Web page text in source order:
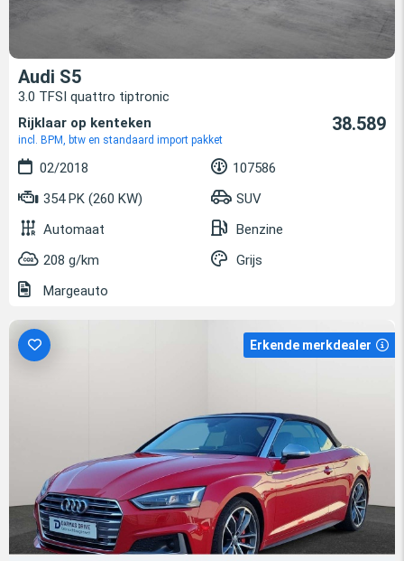
Audi S5
3.0 TFSI quattro tiptronic
Rijklaar op kenteken
incl. BPM, btw en standaard import pakket
38.589
02/2018
107586
354 PK (260 KW)
SUV
Automaat
Benzine
208 g/km
Grijs
Margeauto
Erkende merkdealer